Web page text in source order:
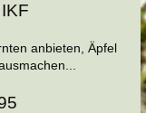
anbieten, Äpfel